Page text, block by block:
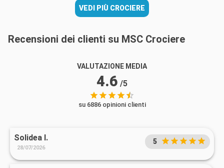
VEDI PIÙ CROCIERE
Recensioni dei clienti su MSC Crociere
VALUTAZIONE MEDIA
4.6 /5
su 6886 opinioni clienti
Solidea I.
28/07/2026
5